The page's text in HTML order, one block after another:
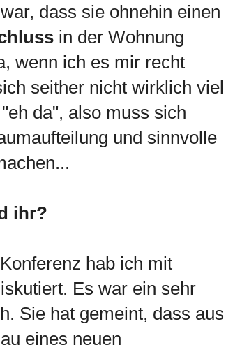
dass sie ohnehin einen
in der Wohnung
wenn ich es mir recht
seither nicht wirklich viel
da", also muss sich
und sinnvolle
ihr?
hab ich mit
Es war ein sehr
Sie hat gemeint, dass aus
eines neuen